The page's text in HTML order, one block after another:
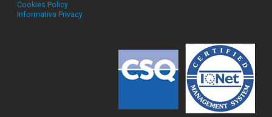
Cookies Policy
Informativa Privacy